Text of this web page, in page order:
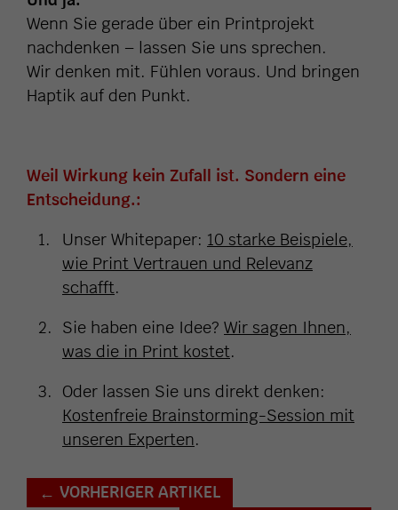
Wenn Sie gerade über ein Printprojekt
nachdenken – lassen Sie uns sprechen.
Wir denken mit. Fühlen voraus. Und bringen
Haptik auf den Punkt.
Weil Wirkung kein Zufall ist. Sondern eine
Entscheidung.:
Unser Whitepaper: 10 starke Beispiele,
wie Print Vertrauen und Relevanz
schafft.
Sie haben eine Idee? Wir sagen Ihnen,
was die in Print kostet.
Oder lassen Sie uns direkt denken:
Kostenfreie Brainstorming-Session mit
unseren Experten.
← VORHERIGER ARTIKEL